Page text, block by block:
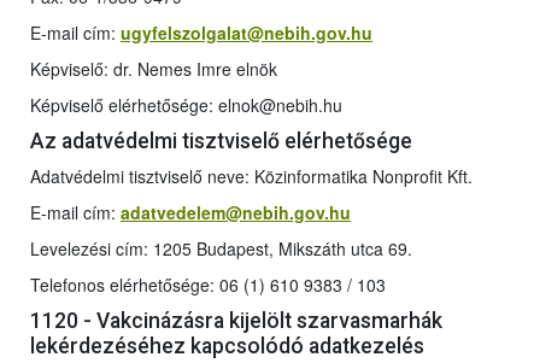
E-mail cím: ugyfelszolgalat@nebih.gov.hu
Képviselő: dr. Nemes Imre elnök
Képviselő elérhetősége: elnok@nebih.hu
Az adatvédelmi tisztviselő elérhetősége
Adatvédelmi tisztviselő neve: Közinformatika Nonprofit Kft.
E-mail cím: adatvedelem@nebih.gov.hu
Levelezési cím: 1205 Budapest, Mikszáth utca 69.
Telefonos elérhetősége: 06 (1) 610 9383 / 103
1120 - Vakcinázásra kijelölt szarvasmarhák
lekérdezéséhez kapcsolódó adatkezelés